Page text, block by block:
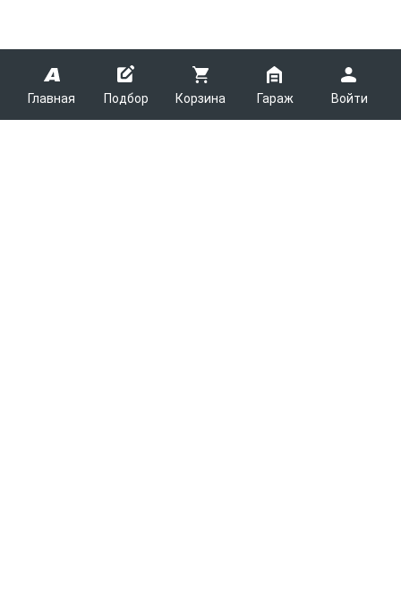
Главная Подбор Корзина Гараж Войти